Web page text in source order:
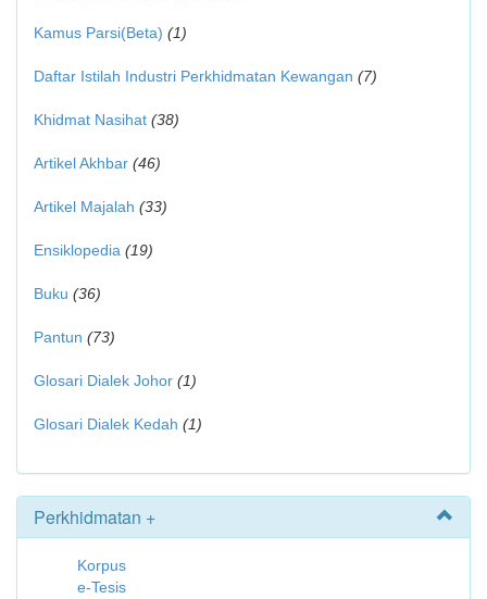
Kamus Parsi(Beta) (1)
Daftar Istilah Industri Perkhidmatan Kewangan (7)
Khidmat Nasihat (38)
Artikel Akhbar (46)
Artikel Majalah (33)
Ensiklopedia (19)
Buku (36)
Pantun (73)
Glosari Dialek Johor (1)
Glosari Dialek Kedah (1)
Perkhidmatan +
Korpus
e-Tesis